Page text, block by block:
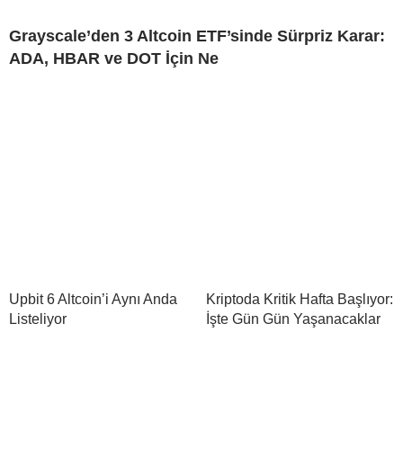
Grayscale’den 3 Altcoin ETF’sinde Sürpriz Karar:
ADA, HBAR ve DOT İçin Ne
Upbit 6 Altcoin’i Aynı Anda
Listeliyor
Kriptoda Kritik Hafta Başlıyor:
İşte Gün Gün Yaşanacaklar